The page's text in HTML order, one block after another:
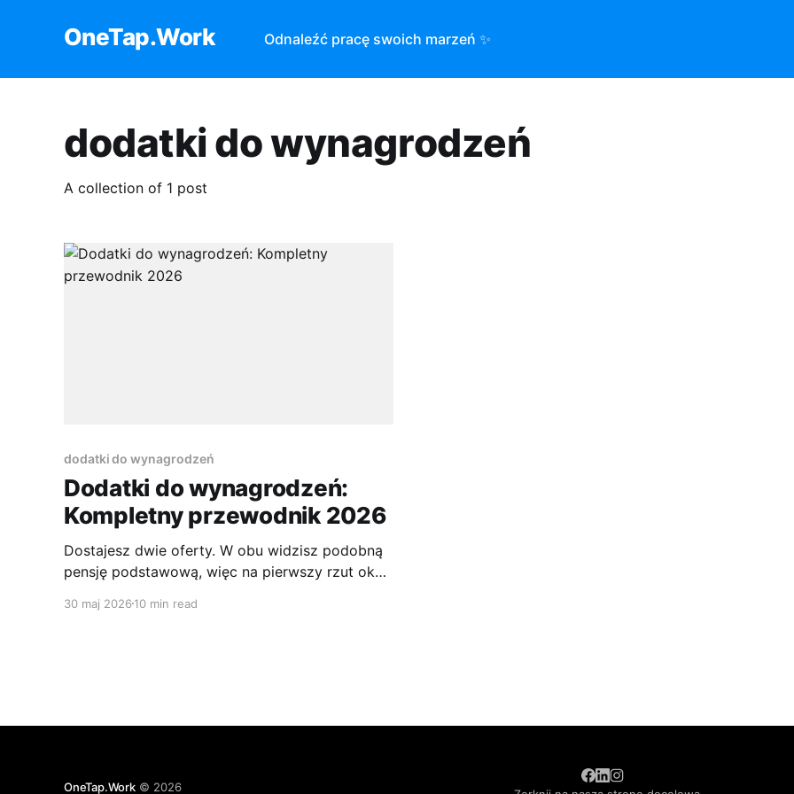
OneTap.Work Odnaleźć pracę swoich marzeń ✨
dodatki do wynagrodzeń
A collection of 1 post
dodatki do wynagrodzeń
Dodatki do wynagrodzeń:
Kompletny przewodnik 2026
Dostajesz dwie oferty. W obu widzisz podobną
pensję podstawową, więc na pierwszy rzut oka
wychodzi, że w jednej firmie dochodzi stały
30 maj 2026 10 min read
OneTap.Work© 2026